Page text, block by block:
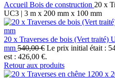
Accueil Bois de construction 20 x
UC3 | 3 m x 200 mm x 100 mm
20 x Traverses de bois (Vert traité)
mm 540,00€ Le prix initial était :
est : 426,00 €.
Retour aux produits